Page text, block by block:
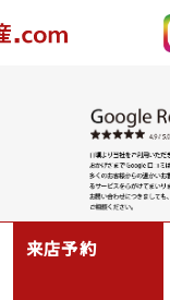
来店予約